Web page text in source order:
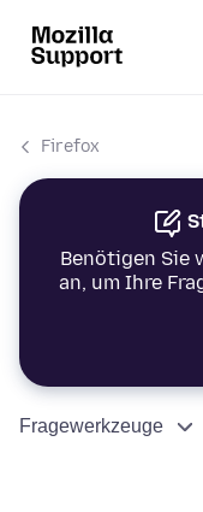
Firefox
Benötigen Sie
an, um Ihre
Fragewerkzeuge